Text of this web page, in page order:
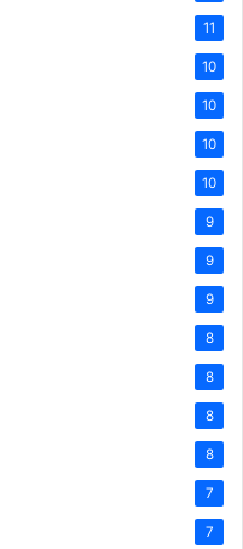
11
10
10
10
10
9
9
9
8
8
8
8
7
7